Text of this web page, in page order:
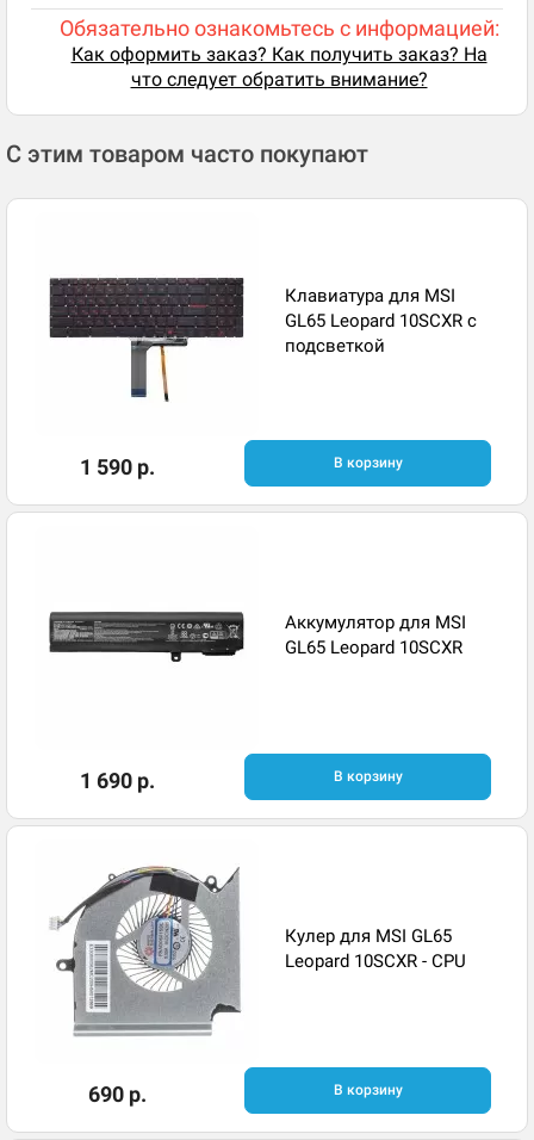
Обязательно ознакомьтесь с информацией:
Как оформить заказ? Как получить заказ? На
что следует обратить внимание?
С этим товаром часто покупают
Клавиатура для MSI
GL65 Leopard 10SCXR с
подсветкой
1 590 р. В корзину
Аккумулятор для MSI
GL65 Leopard 10SCXR
1 690 р. В корзину
Кулер для MSI GL65
Leopard 10SCXR - CPU
690 р. В корзину